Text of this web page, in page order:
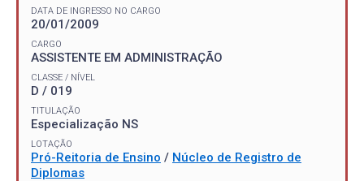
DATA DE INGRESSO NO CARGO
20/01/2009
CARGO
ASSISTENTE EM ADMINISTRAÇÃO
CLASSE / NÍVEL
D / 019
TITULAÇÃO
Especialização NS
LOTAÇÃO
Pró-Reitoria de Ensino / Núcleo de Registro de
Diplomas